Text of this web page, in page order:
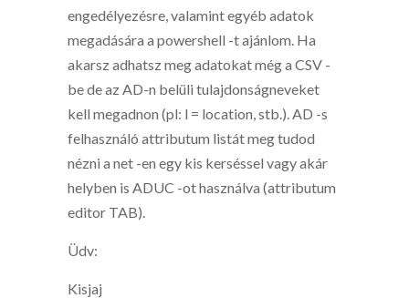
engedélyezésre, valamint egyéb adatok
megadására a powershell -t ajánlom. Ha
akarsz adhatsz meg adatokat még a CSV -
be de az AD-n belüli tulajdonságneveket
kell megadnon (pl: l = location, stb.). AD -s
felhasználó attributum listát meg tudod
nézni a net -en egy kis kerséssel vagy akár
helyben is ADUC -ot használva (attributum
editor TAB).
Üdv:
Kisjaj